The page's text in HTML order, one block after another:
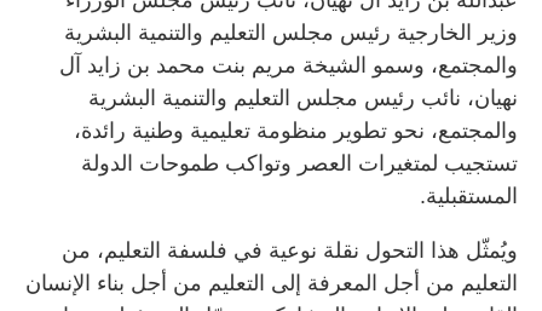
وزير الخارجية رئيس مجلس التعليم والتنمية البشرية
والمجتمع، وسمو الشيخة مريم بنت محمد بن زايد آل
نهيان، نائب رئيس مجلس التعليم والتنمية البشرية
والمجتمع، نحو تطوير منظومة تعليمية وطنية رائدة،
تستجيب لمتغيرات العصر وتواكب طموحات الدولة
المستقبلية.
ويُمثّل هذا التحول نقلة نوعية في فلسفة التعليم، من
التعليم من أجل المعرفة إلى التعليم من أجل بناء الإنسان